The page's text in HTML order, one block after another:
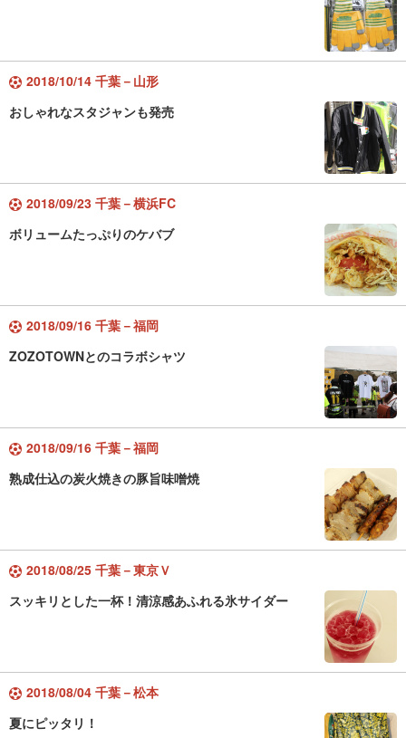
2018/10/14 千葉－山形
おしゃれなスタジャンも発売
2018/09/23 千葉－横浜FC
ボリュームたっぷりのケバブ
2018/09/16 千葉－福岡
ZOZOTOWNとのコラボシャツ
2018/09/16 千葉－福岡
熟成仕込の炭火焼きの豚旨味噌焼
2018/08/25 千葉－東京Ｖ
スッキリとした一杯！清涼感あふれる氷サイダー
2018/08/04 千葉－松本
夏にピッタリ！